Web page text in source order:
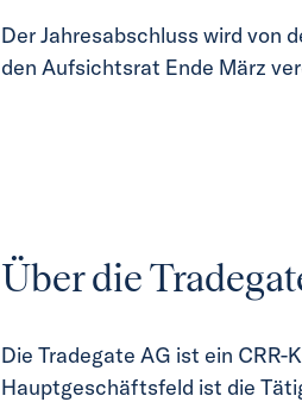
Der Jahresabschluss wird von
den Aufsichtsrat Ende März
Über die
Die Tradegate AG ist ein
Hauptgeschäftsfeld ist die